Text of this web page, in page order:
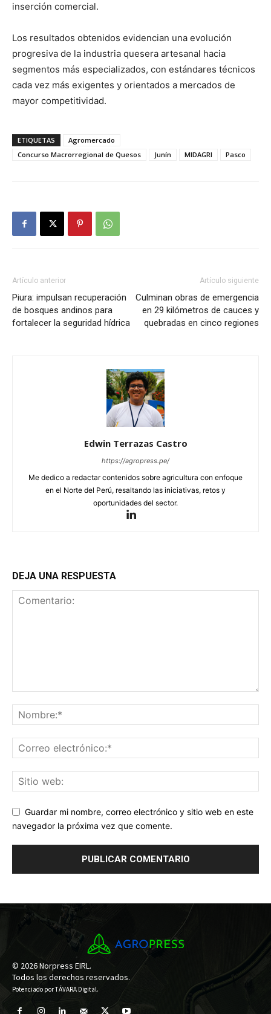
inserción comercial.
Los resultados obtenidos evidencian una evolución
progresiva de la industria quesera artesanal hacia
segmentos más especializados, con estándares técnicos
cada vez más exigentes y orientados a mercados de
mayor competitividad.
ETIQUETAS
Agromercado
Concurso Macrorregional de Quesos
Junín MIDAGRI Pasco
Artículo anterior
Piura: impulsan recuperación
de bosques andinos para
fortalecer la seguridad hídrica
Artículo siguiente
Culminan obras de emergencia
en 29 kilómetros de cauces y
quebradas en cinco regiones
Edwin Terrazas Castro
https://agropress.pe/
Me dedico a redactar contenidos sobre agricultura con enfoque
en el Norte del Perú, resaltando las iniciativas, retos y
oportunidades del sector.
DEJA UNA RESPUESTA
Guardar mi nombre, correo electrónico y sitio web en este
navegador la próxima vez que comente.
© 2026 Norpress EIRL.
Todos los derechos reservados.
Potenciado porTÁVARA Digital.